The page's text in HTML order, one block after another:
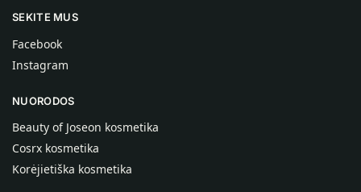
SEKITE MUS
Facebook
Instagram
NUORODOS
Beauty of Joseon kosmetika
Cosrx kosmetika
Korėjietiška kosmetika